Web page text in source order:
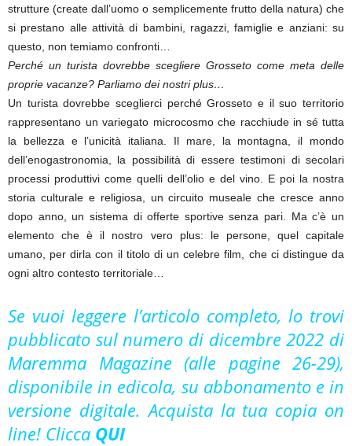
strutture (create dall’uomo o semplicemente frutto della natura) che
si prestano alle attività di bambini, ragazzi, famiglie e anziani: su
questo, non temiamo confronti…
Perché un turista dovrebbe scegliere Grosseto come meta delle
proprie vacanze? Parliamo dei nostri plus…
Un turista dovrebbe sceglierci perché Grosseto e il suo territorio
rappresentano un variegato microcosmo che racchiude in sé tutta
la bellezza e l’unicità italiana. Il mare, la montagna, il mondo
dell’enogastronomia, la possibilità di essere testimoni di secolari
processi produttivi come quelli dell’olio e del vino. E poi la nostra
storia culturale e religiosa, un circuito museale che cresce anno
dopo anno, un sistema di offerte sportive senza pari. Ma c’è un
elemento che è il nostro vero plus: le persone, quel capitale
umano, per dirla con il titolo di un celebre film, che ci distingue da
ogni altro contesto territoriale…
Se vuoi leggere l’articolo completo, lo trovi
pubblicato sul numero di dicembre 2022 di
Maremma Magazine (alle pagine 26-29),
disponibile in edicola, su abbonamento e in
versione digitale. Acquista la tua copia on
line! Clicca QUI